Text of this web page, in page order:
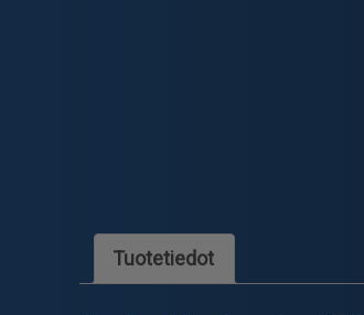
Tuotetiedot